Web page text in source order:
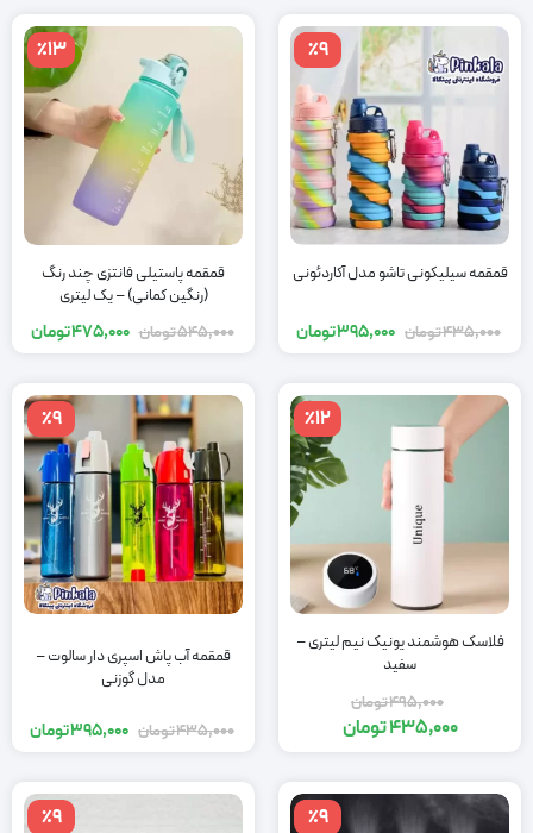
٪9
قمقمه سیلیکونی تاشو مدل آکاردئونی
435,000تومان 395,000تومان
٪13
قمقمه پاستیلی فانتزی چند رنگ
(رنگین کمانی) – یک لیتری
545,000تومان 475,000تومان
٪12
فلاسک هوشمند یونیک نیم لیتری –
سفید
495,000تومان
435,000تومان
٪9
قمقمه آب پاش اسپری دار سالوت –
مدل گوزنی
435,000تومان 395,000تومان
٪9 ٪9